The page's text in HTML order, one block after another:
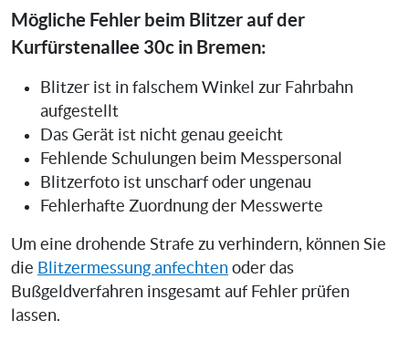
Mögliche Fehler beim Blitzer auf der
Kurfürstenallee 30c in Bremen:
Blitzer ist in falschem Winkel zur Fahrbahn
aufgestellt
Das Gerät ist nicht genau geeicht
Fehlende Schulungen beim Messpersonal
Blitzerfoto ist unscharf oder ungenau
Fehlerhafte Zuordnung der Messwerte
Um eine drohende Strafe zu verhindern, können Sie
die Blitzermessung anfechten oder das
Bußgeldverfahren insgesamt auf Fehler prüfen
lassen.